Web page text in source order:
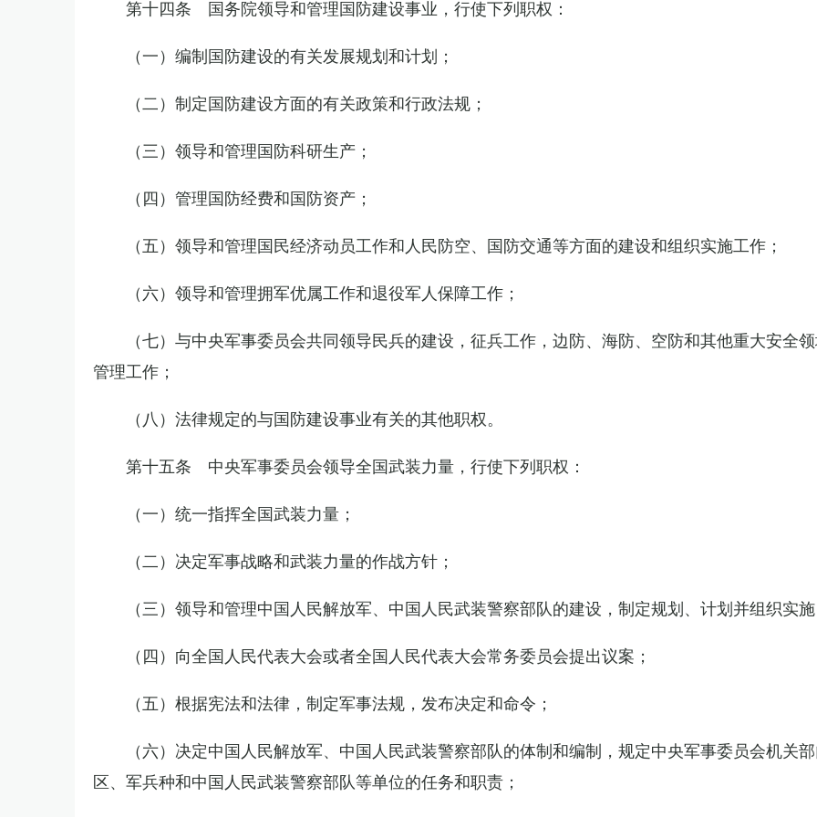
第十四条 国务院领导和管理国防建设事业，行使下列职权：
（一）编制国防建设的有关发展规划和计划；
（二）制定国防建设方面的有关政策和行政法规；
（三）领导和管理国防科研生产；
（四）管理国防经费和国防资产；
（五）领导和管理国民经济动员工作和人民防空、国防交通等方面的建设和组织实施工作；
（六）领导和管理拥军优属工作和退役军人保障工作；
（七）与中央军事委员会共同领导民兵的建设，征兵工作，边防、海防、空防和其他重大安全
管理工作；
（八）法律规定的与国防建设事业有关的其他职权。
第十五条 中央军事委员会领导全国武装力量，行使下列职权：
（一）统一指挥全国武装力量；
（二）决定军事战略和武装力量的作战方针；
（三）领导和管理中国人民解放军、中国人民武装警察部队的建设，制定规划、计划并组织实
（四）向全国人民代表大会或者全国人民代表大会常务委员会提出议案；
（五）根据宪法和法律，制定军事法规，发布决定和命令；
（六）决定中国人民解放军、中国人民武装警察部队的体制和编制，规定中央军事委员会机关
区、军兵种和中国人民武装警察部队等单位的任务和职责；